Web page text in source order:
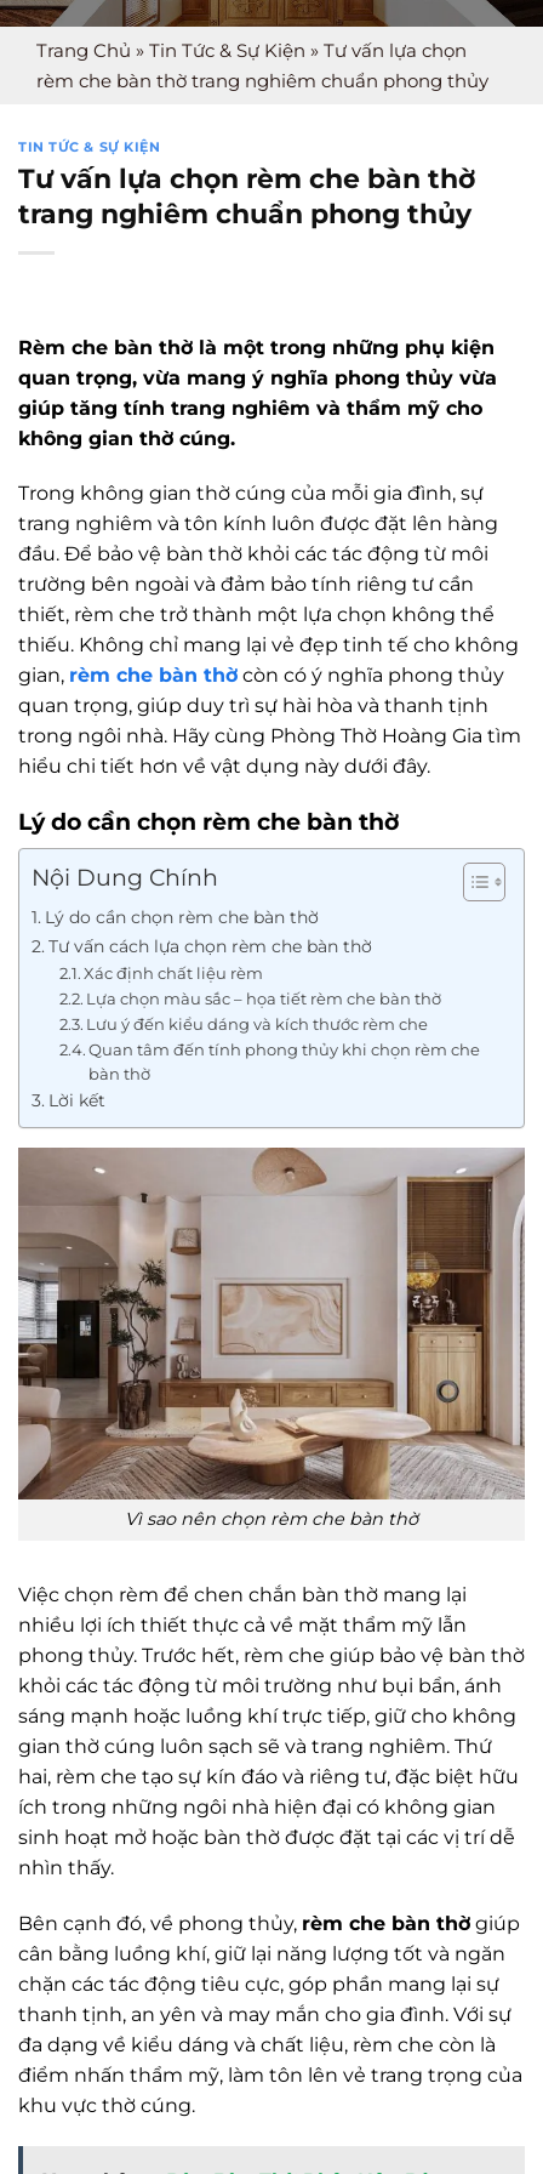
Trang Chủ » Tin Tức & Sự Kiện » Tư vấn lựa chọn
rèm che bàn thờ trang nghiêm chuẩn phong thủy
TIN TỨC & SỰ KIỆN
Tư vấn lựa chọn rèm che bàn thờ
trang nghiêm chuẩn phong thủy
Rèm che bàn thờ là một trong những phụ kiện
quan trọng, vừa mang ý nghĩa phong thủy vừa
giúp tăng tính trang nghiêm và thẩm mỹ cho
không gian thờ cúng.
Trong không gian thờ cúng của mỗi gia đình, sự
trang nghiêm và tôn kính luôn được đặt lên hàng
đầu. Để bảo vệ bàn thờ khỏi các tác động từ môi
trường bên ngoài và đảm bảo tính riêng tư cần
thiết, rèm che trở thành một lựa chọn không thể
thiếu. Không chỉ mang lại vẻ đẹp tinh tế cho không
gian, rèm che bàn thờ còn có ý nghĩa phong thủy
quan trọng, giúp duy trì sự hài hòa và thanh tịnh
trong ngôi nhà. Hãy cùng Phòng Thờ Hoàng Gia tìm
hiểu chi tiết hơn về vật dụng này dưới đây.
Lý do cần chọn rèm che bàn thờ
Nội Dung Chính
Lý do cần chọn rèm che bàn thờ
Tư vấn cách lựa chọn rèm che bàn thờ
Xác định chất liệu rèm
Lựa chọn màu sắc – họa tiết rèm che bàn thờ
Lưu ý đến kiểu dáng và kích thước rèm che
Quan tâm đến tính phong thủy khi chọn rèm che
bàn thờ
Lời kết
Vì sao nên chọn rèm che bàn thờ
Việc chọn rèm để chen chắn bàn thờ mang lại
nhiều lợi ích thiết thực cả về mặt thẩm mỹ lẫn
phong thủy. Trước hết, rèm che giúp bảo vệ bàn thờ
khỏi các tác động từ môi trường như bụi bẩn, ánh
sáng mạnh hoặc luồng khí trực tiếp, giữ cho không
gian thờ cúng luôn sạch sẽ và trang nghiêm. Thứ
hai, rèm che tạo sự kín đáo và riêng tư, đặc biệt hữu
ích trong những ngôi nhà hiện đại có không gian
sinh hoạt mở hoặc bàn thờ được đặt tại các vị trí dễ
nhìn thấy.
Bên cạnh đó, về phong thủy, rèm che bàn thờ giúp
cân bằng luồng khí, giữ lại năng lượng tốt và ngăn
chặn các tác động tiêu cực, góp phần mang lại sự
thanh tịnh, an yên và may mắn cho gia đình. Với sự
đa dạng về kiểu dáng và chất liệu, rèm che còn là
điểm nhấn thẩm mỹ, làm tôn lên vẻ trang trọng của
khu vực thờ cúng.